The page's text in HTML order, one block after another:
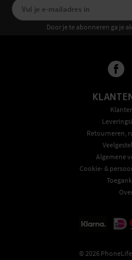
Door je te abonneren ga je
Retourneren,
Algemene
Cookie- &
© 2026